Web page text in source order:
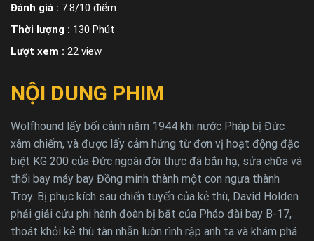
Đánh giá : 7.8/10 điểm
Thời lượng : 130 Phút
Lượt xem : 22 view
NỘI DUNG PHIM
Wolfhound lấy bối cảnh năm 1944 khi nước Pháp bị Đức
xâm chiếm, và được lấy cảm hứng từ đơn vị hoạt động đặc
biệt KG 200 của Đức ngoài đời thực đã bắn hạ, sửa chữa và
thổi bay máy bay Đồng minh thành một con ngựa thành
Troy. Bị phục kích sau chiến tuyến của kẻ thù, David Holden
phải giải cứu phi hành đoàn bị bắt của Pháo đài bay B-17,
thoát khỏi kẻ thù tàn nhẫn luôn rình rập anh ta và khám phá